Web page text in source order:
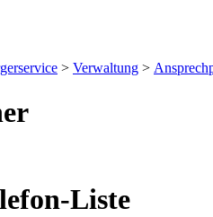
> Verwaltung >
Liste